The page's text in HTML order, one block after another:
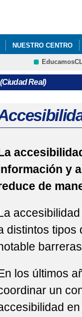
NUESTRO CENTRO
COMEDOR ESCOLAR
CRFP
Real)
y
de
distintos tipos
los últimos
un